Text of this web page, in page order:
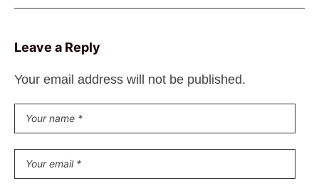
Leave a Reply
Your email address will not be published.